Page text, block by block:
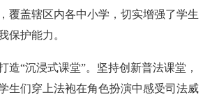
覆盖辖区内各中小学，切实增强了学生
保护能力。
“沉浸式课堂”。坚持创新普法课堂，
生们穿上法袍在角色扮演中感受司法威